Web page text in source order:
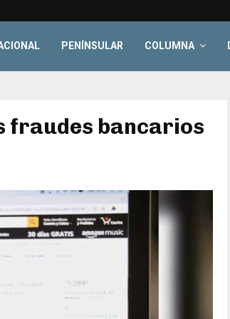
PENÍNSULAR COLUMNA
fraudes bancarios